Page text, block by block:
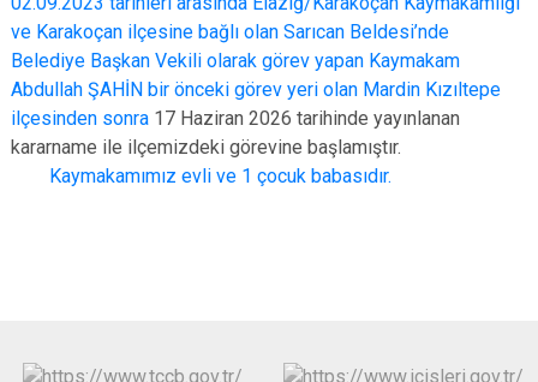
ve Karakoçan ilçesine bağlı olan Sarıcan Beldesi’nde
Belediye Başkan Vekili olarak görev yapan Kaymakam
Abdullah ŞAHİN bir önceki görev yeri olan Mardin Kızıltepe
ilçesinden sonra 17 Haziran 2026 tarihinde yayınlanan
kararname ile ilçemizdeki görevine başlamıştır.
Kaymakamımız evli ve 1 çocuk babasıdır.